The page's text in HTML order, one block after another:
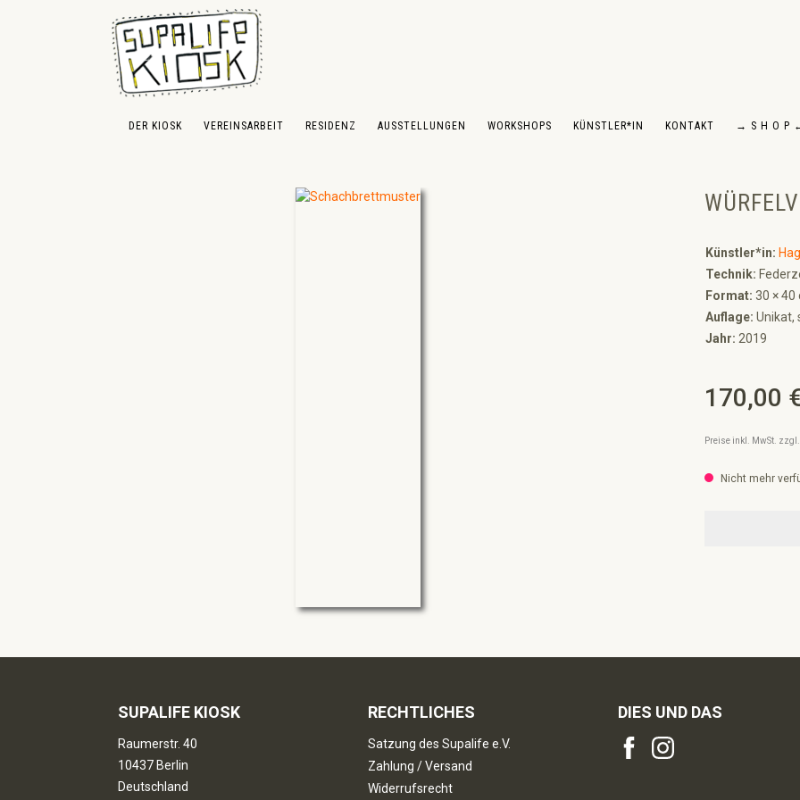
Hauptinhalt springen
Zur Suche springen
Zur Hauptnavigation springen
DER KIOSK VEREINSARBEIT RESIDENZ AUSSTELLUNGEN WORKSHOPS KÜNSTLER*IN KONTAKT → S H O P
Künstler*in:
Technik:
Format: 30 × 40
Auflage: Unikat,
Jahr: 2019
Regulärer Preis:
170,00
Preise inkl. MwSt.
Nicht mehr
SUPALIFE KIOSK
Raumerstr. 40
10437 Berlin
Deutschland
RECHTLICHES
Satzung des Supalife e.V.
Zahlung / Versand
Widerrufsrecht
DIES UND DAS